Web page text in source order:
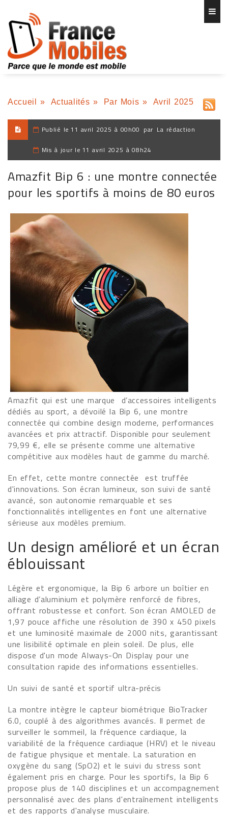
Accueil » Actualités » Par Mois » Avril 2025
Publié le 11 avril 2025 à 00h00 par La rédaction
Mis à jour le 11 avril 2025 à 08h24
Amazfit Bip 6 : une montre connectée
pour les sportifs à moins de 80 euros
Amazfit qui est une marque d’accessoires intelligents
dédiés au sport, a dévoilé la Bip 6, une montre
connectée qui combine design moderne, performances
avancées et prix attractif. Disponible pour seulement
79,99 €, elle se présente comme une alternative
compétitive aux modèles haut de gamme du marché.
En effet, cette montre connectée est truffée
d'innovations. Son écran lumineux, son suivi de santé
avancé, son autonomie remarquable et ses
fonctionnalités intelligentes en font une alternative
sérieuse aux modèles premium.
Un design amélioré et un écran
éblouissant
Légère et ergonomique, la Bip 6 arbore un boîtier en
alliage d’aluminium et polymère renforcé de fibres,
offrant robustesse et confort. Son écran AMOLED de
1,97 pouce affiche une résolution de 390 x 450 pixels
et une luminosité maximale de 2000 nits, garantissant
une lisibilité optimale en plein soleil. De plus, elle
dispose d'un mode Always-On Display pour une
consultation rapide des informations essentielles.
Un suivi de santé et sportif ultra-précis
La montre intègre le capteur biométrique BioTracker
6.0, couplé à des algorithmes avancés. Il permet de
surveiller le sommeil, la fréquence cardiaque, la
variabilité de la fréquence cardiaque (HRV) et le niveau
de fatigue physique et mentale. La saturation en
oxygène du sang (SpO2) et le suivi du stress sont
également pris en charge. Pour les sportifs, la Bip 6
propose plus de 140 disciplines et un accompagnement
personnalisé avec des plans d'entraînement intelligents
et des rapports d'analyse musculaire.